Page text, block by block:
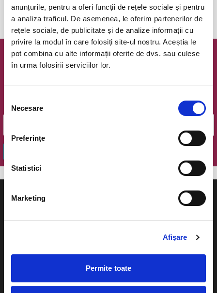
anunțurile, pentru a oferi funcții de rețele sociale și pentru
a analiza traficul. De asemenea, le oferim partenerilor de
rețele sociale, de publicitate și de analize informații cu
privire la modul în care folosiți site-ul nostru. Aceștia le
pot combina cu alte informații oferite de dvs. sau culese
în urma folosirii serviciilor lor.
consimțământului
Necesare
Preferinţe
Statistici
Marketing
Afişare
Permite toate
Evenimentul a expirat.
Newsletter @ Bilete.ro
Oferte exclusive si o editie saptamanala cu cele mai noi
Email
Cum comand bilete?
Plata online sau cash
festivaluri